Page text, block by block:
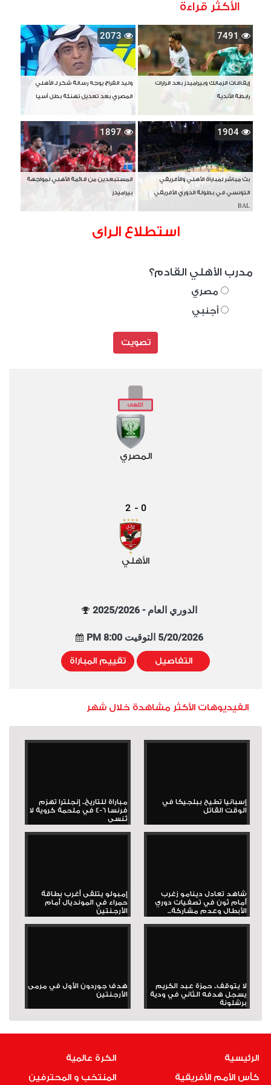
الأكثر قراءة
7491
إيقافات الزمالك وبيراميدز بعد قرارات
رابطة الأندية
2073
وليد الفراج يوجه رسالة شكر لـ الأهلي
المصري بعد تعديل تهنئة بطل آسيا
1904
بث مباشر لمباراة الأهلي والأفريقي
التونسي في بطولة الدوري الأفريقي
BAL
1897
المستبعدين من قائمة الأهلي لمواجهة
بيراميدز
استطلاع الراى
مدرب الأهلي القادم؟
مصري
أجنبي
تصويت
المصري
0
-
2
الأهلي
الدوري العام - 2025/2026
5/20/2026 التوقيت 8:00 PM
التفاصيل تقييم المباراة
الفيديوهات الأكثر مشاهدة خلال شهر
إسبانيا تطيح ببلجيكا في
الوقت القاتل
مباراة للتاريخ.. إنجلترا تهزم
فرنسا 6-4 في ملحمة كروية لا
تُنسى
شاهد تعادل دينامو زغرب
أمام ثون في تصفيات دوري
الأبطال وعدم مشاركة...
إمبولو يتلقى أغرب بطاقة
حمراء في المونديال أمام
الأرجنتين
لا يتوقف.. حمزة عبد الكريم
يسجل هدفه الثاني في ودية
برشلونة
هدف جوردون الأول في مرمى
الأرجنتين
الرئيسية
كأس الأمم الأفريقية
الكرة عالمية
المنتخب و المحترفين